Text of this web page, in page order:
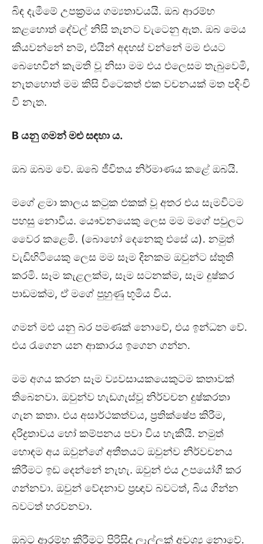
බිඳ දැමීමේ උපක්‍රමය ගම්‍යතාවයයි. ඔබ ආරම්භ
කළහොත් දේවල් නිසි තැනට වැටෙනු ඇත. ඔබ මෙය
කියවන්නේ නම්, එයින් අදහස් වන්නේ මම එයට
බෙහෙවින් කැමති වූ නිසා මම එය එලෙසම තැබුවෙමි,
නැතහොත් මම කිසි විටෙකත් එක වචනයක් මත පදිංචි
වී නැත.
Bයනු ගමන් මළු සඳහා ය.
ඔබ ඔබම වේ. ඔබේ ජීවිතය නිර්මාණය කළේ ඔබයි.
මගේ ළමා කාලය කටුක එකක් වූ අතර එය සැමවිටම
පහසු නොවීය. යෞවනයෙකු ලෙස මම මගේ පවුලට
වෛර කළෙමි. (බොහෝ දෙනෙකු එසේ ය). නමුත්
වැඩිහිටියෙකු ලෙස මම සෑම දිනකම ඔවුන්ට ස්තූති
කරමි. සෑම කැළලක්ම, සෑම සටනක්ම, සෑම දුෂ්කර
පාඩමක්ම, ඒ මගේ පුහුණු භූමිය විය.
ගමන් මළු යනු බර පමණක් නොවේ, එය ඉන්ධන වේ.
එය රැගෙන යන ආකාරය ඉගෙන ගන්න.
මම අගය කරන සෑම ව්‍යවසායකයෙකුටම කතාවක්
තිබෙනවා. ඔවුන්ව හැඩගැස්වූ නිර්වචන දුෂ්කරතා
ගැන කතා. එය අසාර්ථකත්වය, ප්‍රතික්ෂේප කිරීම,
දරිද්‍රතාවය හෝ කම්පනය පවා විය හැකියි. නමුත්
හොඳම අය ඔවුන්ගේ අතීතයට ඔවුන්ව නිර්වචනය
කිරීමට ඉඩ දෙන්නේ නැහැ. ඔවුන් එය උපයෝගී කර
ගන්නවා. ඔවුන් වේදනාව ප්‍රඥාව බවටත්, බිය ගින්න
බවටත් හරවනවා.
ඔබට ආරම්භ කිරීමට පිරිසිදු ලෑල්ලක් අවශ්‍ය නොවේ.